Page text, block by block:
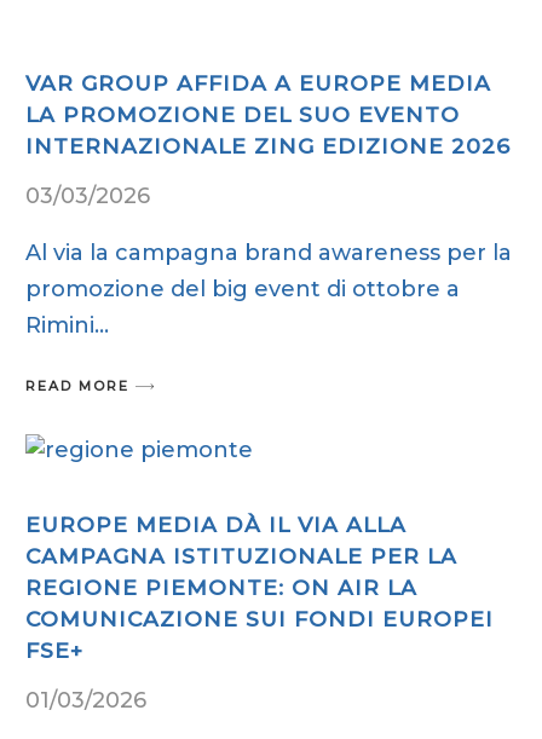
VAR GROUP AFFIDA A EUROPE MEDIA
LA PROMOZIONE DEL SUO EVENTO
INTERNAZIONALE ZING EDIZIONE 2026
03/03/2026
Al via la campagna brand awareness per la
promozione del big event di ottobre a
Rimini
READ MORE
EUROPE MEDIA DÀ IL VIA ALLA
CAMPAGNA ISTITUZIONALE PER LA
REGIONE PIEMONTE: ON AIR LA
COMUNICAZIONE SUI FONDI EUROPEI
FSE+
01/03/2026